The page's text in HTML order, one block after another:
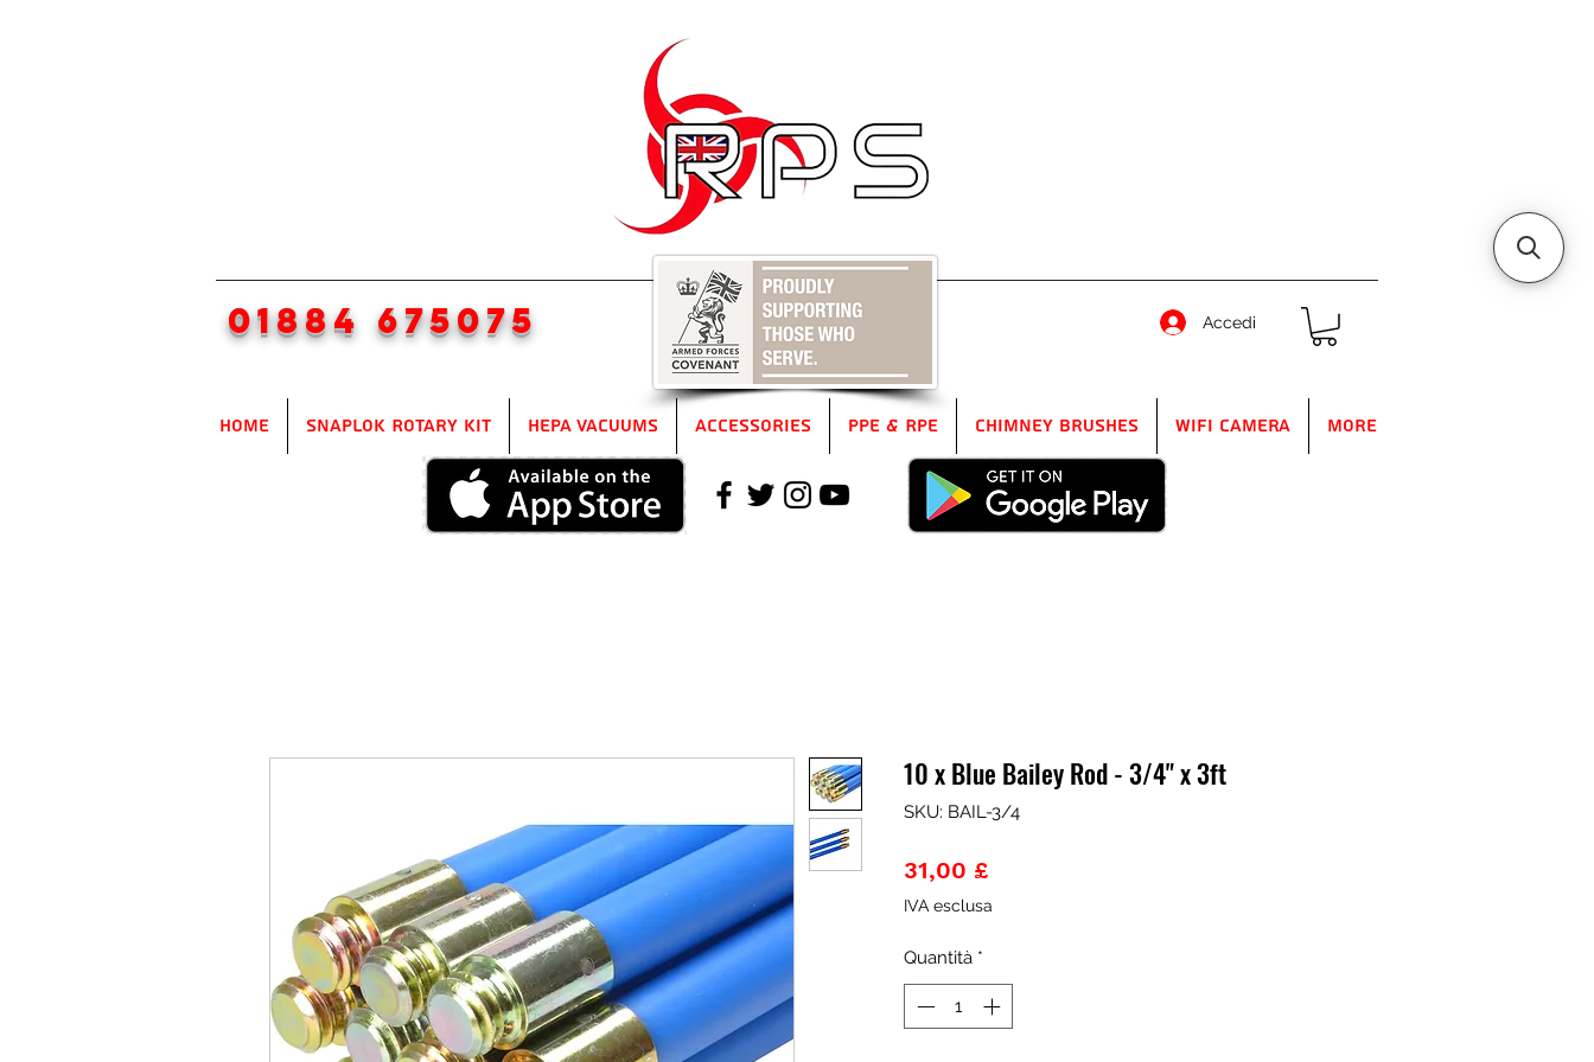
01884 675075 Accedi
Home SnapLok Rotary Kit HEPA Vacuums Accessories PPE & RPE Chimney Brushes WIFI Camera More
10 x Blue Bailey Rod - 3/4" x 3ft
SKU: BAIL-3/4
31,00 £Prezzo
IVA esclusa
Quantità *